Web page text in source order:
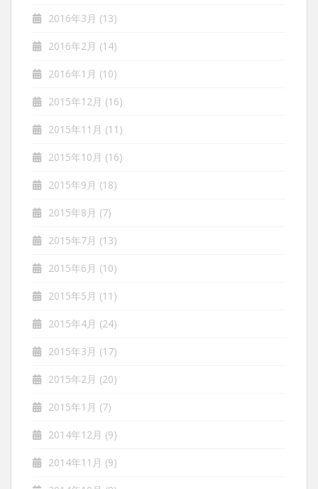
2016年3月 (13)
2016年2月 (14)
2016年1月 (10)
2015年12月 (16)
2015年11月 (11)
2015年10月 (16)
2015年9月 (18)
2015年8月 (7)
2015年7月 (13)
2015年6月 (10)
2015年5月 (11)
2015年4月 (24)
2015年3月 (17)
2015年2月 (20)
2015年1月 (7)
2014年12月 (9)
2014年11月 (9)